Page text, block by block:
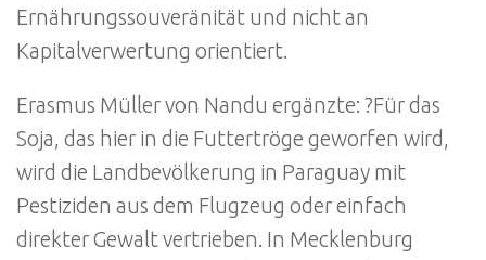
Ernährungssouveränität und nicht an
Kapitalverwertung orientiert.
Erasmus Müller von Nandu ergänzte: ?Für das
Soja, das hier in die Futtertröge geworfen wird,
wird die Landbevölkerung in Paraguay mit
Pestiziden aus dem Flugzeug oder einfach
direkter Gewalt vertrieben. In Mecklenburg